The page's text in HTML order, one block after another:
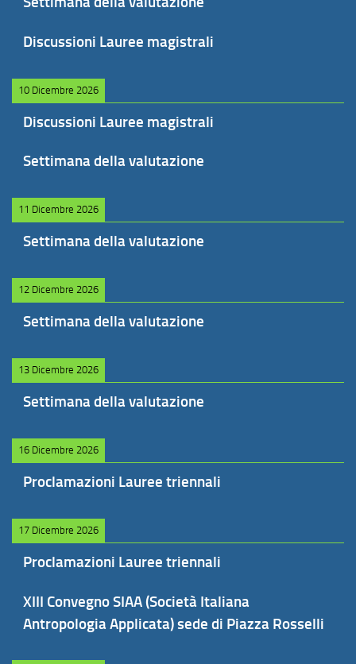
Discussioni Lauree magistrali
10 Dicembre 2026
Discussioni Lauree magistrali
Settimana della valutazione
11 Dicembre 2026
Settimana della valutazione
12 Dicembre 2026
Settimana della valutazione
13 Dicembre 2026
Settimana della valutazione
16 Dicembre 2026
Proclamazioni Lauree triennali
17 Dicembre 2026
Proclamazioni Lauree triennali
XIII Convegno SIAA (Società Italiana
Antropologia Applicata) sede di Piazza Rosselli